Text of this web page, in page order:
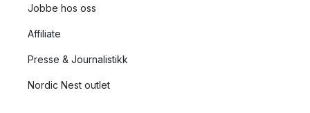
Jobbe hos oss
Affiliate
Presse & Journalistikk
Nordic Nest outlet